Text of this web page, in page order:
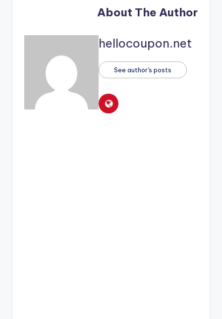
About The Author
hellocoupon.net
See author's posts